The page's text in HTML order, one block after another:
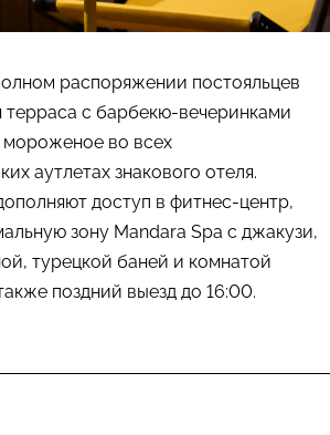
распоряжении постояльцев
терраса с барбекю-вечеринками
мороженое во всех
аутлетах знакового отеля.
доступ в фитнес-центр,
зону Mandara Spa с джакузи,
турецкой баней и комнатой
поздний выезд до 16:00.